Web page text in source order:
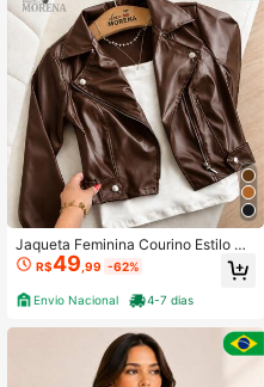
Jaqueta Feminina Courino Estilo Gri
nga – Look Elegante Blogueira Mod
a 2026
R$49 ,99 -62%
Envio Nacional 4-7 dias